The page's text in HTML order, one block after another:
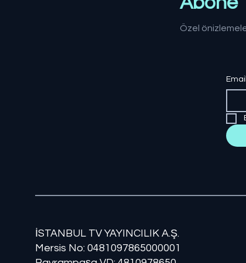
Özel
İSTANBUL TV YAYINCILIK A.Ş.
Mersis No: ​​0481097865000001